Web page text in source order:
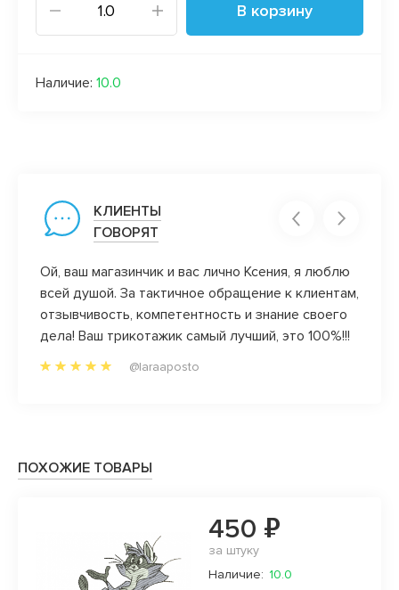
В корзину
Наличие: 10.0
КЛИЕНТЫ
ГОВОРЯТ
Ой, ваш магазинчик и вас лично Ксения, я люблю
всей душой. За тактичное обращение к клиентам,
отзывчивость, компетентность и знание своего
дела! Ваш трикотажик самый лучший, это 100%!!!
@laraaposto
ПОХОЖИЕ ТОВАРЫ
450 ₽
за штуку
Наличие: 10.0